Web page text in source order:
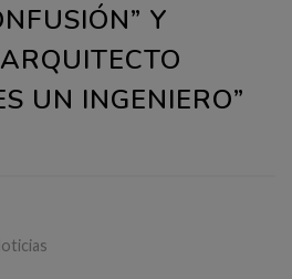
Y
UN INGENIERO”